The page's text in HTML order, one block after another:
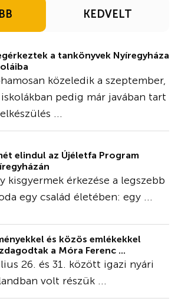
KEDVELT
a tankönyvek Nyíregyháza
közeledik a szeptember,
pedig már javában tart
...
elindul az Újéletfa Program
kisgyermek érkezése a legszebb
egy család életében: egy ...
és közös emlékekkel
a Móra Ferenc ...
26. és 31. között igazi nyári
volt részük ...